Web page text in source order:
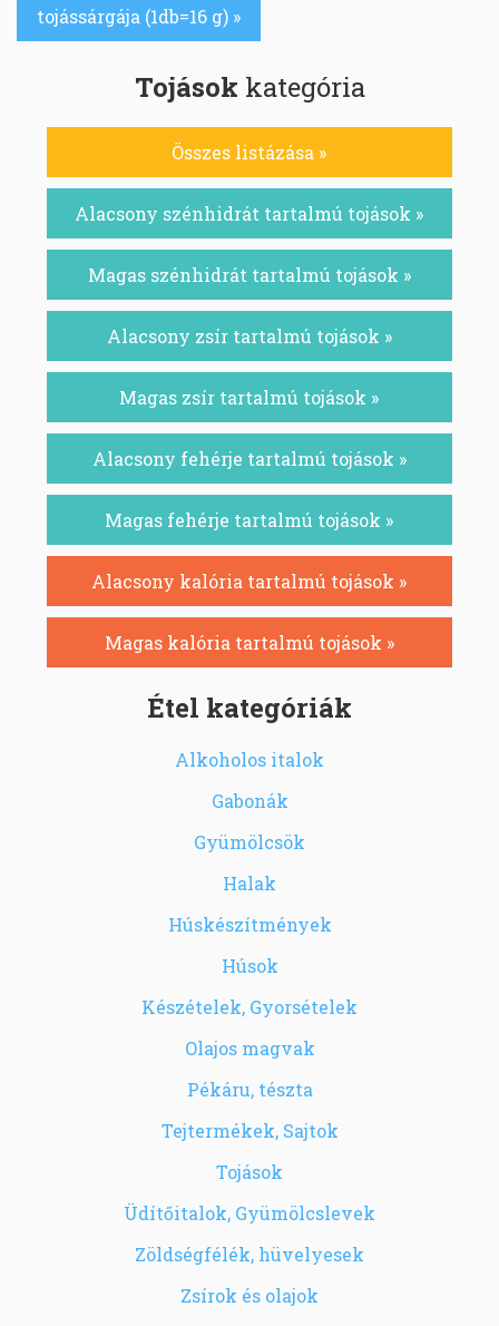
tojássárgája (1db=16 g) »
Tojások kategória
Összes listázása »
Alacsony szénhidrát tartalmú tojások »
Magas szénhidrát tartalmú tojások »
Alacsony zsír tartalmú tojások »
Magas zsír tartalmú tojások »
Alacsony fehérje tartalmú tojások »
Magas fehérje tartalmú tojások »
Alacsony kalória tartalmú tojások »
Magas kalória tartalmú tojások »
Étel kategóriák
Alkoholos italok
Gabonák
Gyümölcsök
Halak
Húskészítmények
Húsok
Készételek, Gyorsételek
Olajos magvak
Pékáru, tészta
Tejtermékek, Sajtok
Tojások
Üdítőitalok, Gyümölcslevek
Zöldségfélék, hüvelyesek
Zsírok és olajok